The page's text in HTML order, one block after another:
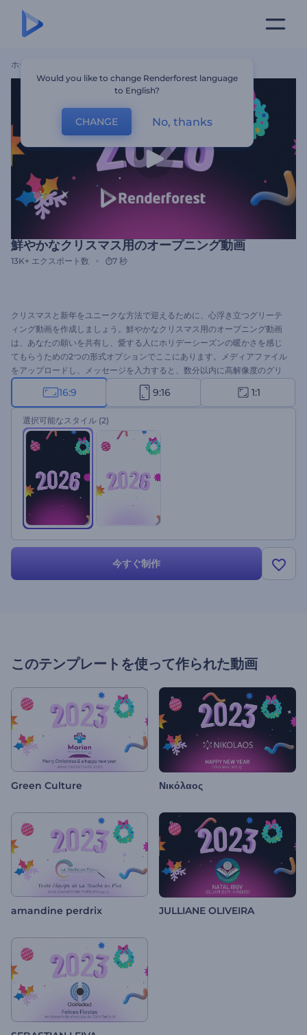
ホーム
鮮やかなクリスマス用のオープニング動画
13K+ エクスポート数 7 秒
クリスマスと新年をユニークな方法で迎えるために、心浮き立つグリーテ
ィング動画を作成しましょう。鮮やかなクリスマス用のオープニング動画
は、あなたの願いを共有し、愛する人にホリデーシーズンの暖かさを感じ
てもらうための2つの形式オプションでここにあります。メディアファイル
をアップロードし、メッセージを入力すると、数分以内に高解像度のグリ
ーティングアニメーションが得られます。グリーティング動画やお祝いの
招待動画、クリスマスや新年のホリデーTVコマーシャルなどに最適です。
今すぐ試してみてください。
16:9 9:16 1:1
選択可能なスタイル (2)
今すぐ制作
このテンプレートを使って作られた動画
Green Culture Νικόλαος
amandine perdrix JULLIANE OLIVEIRA
Would you like to change Renderforest language
to English?
CHANGE No, thanks